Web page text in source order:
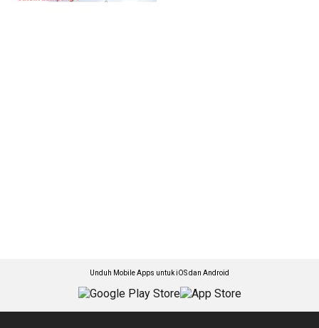
Unduh Mobile Apps untuk iOS dan Android